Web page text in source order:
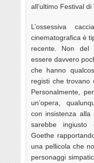
all’ultimo Festival di
L’ossessiva
cinematografica è
recente. Non del
essere davvero
che hanno
registi che trovano
Personalmente,
un’opera,
con insistenza alla
sarebbe ingiusto
Goethe
una pellicola che
personaggi